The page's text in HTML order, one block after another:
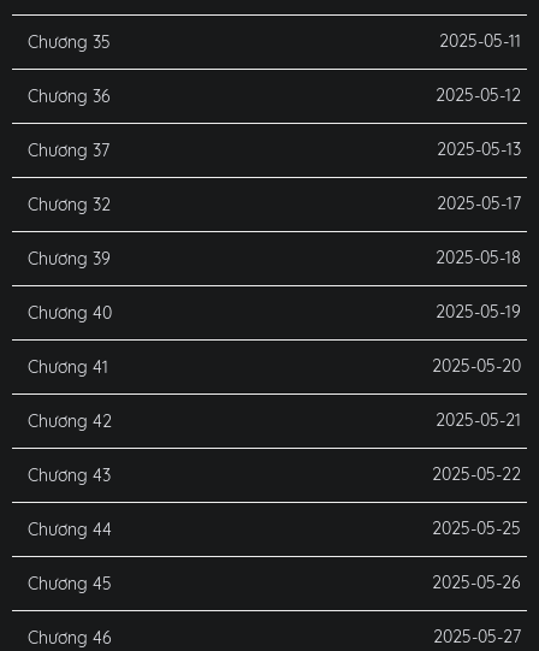
Chương 35 2025-05-11
Chương 36 2025-05-12
Chương 37 2025-05-13
Chương 32 2025-05-17
Chương 39 2025-05-18
Chương 40 2025-05-19
Chương 41 2025-05-20
Chương 42 2025-05-21
Chương 43 2025-05-22
Chương 44 2025-05-25
Chương 45 2025-05-26
Chương 46 2025-05-27